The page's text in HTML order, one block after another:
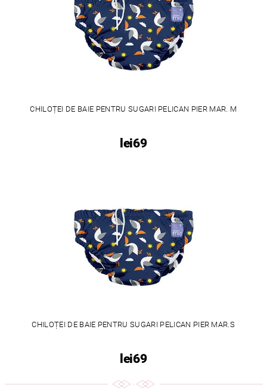
CHILOȚEI DE BAIE PENTRU SUGARI PELICAN PIER MAR. M
lei69
CHILOȚEI DE BAIE PENTRU SUGARI PELICAN PIER MAR.S
lei69